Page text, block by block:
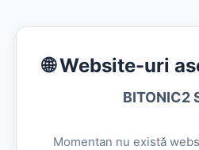
🌐 Website-uri
BITONIC2
Momentan nu există